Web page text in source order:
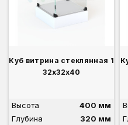
Куб витрина стеклянная 1
32х32х40
Высота
400 мм
Глубина
320 мм